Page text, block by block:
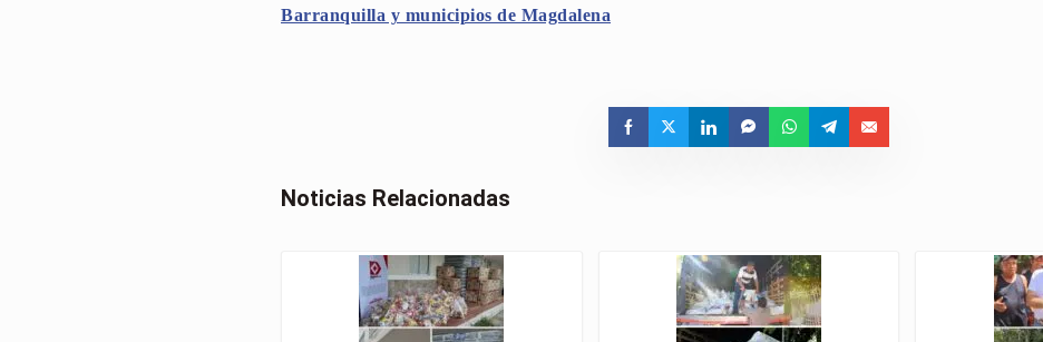
Barranquilla y municipios de Magdalena
Noticias Relacionadas